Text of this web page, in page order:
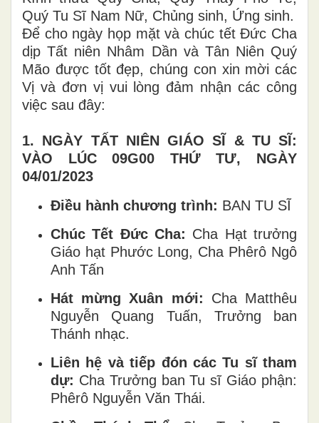
Quý Tu Sĩ Nam Nữ, Chủng sinh, Ứng sinh.
Để cho ngày họp mặt và chúc tết Đức Cha
dịp Tất niên Nhâm Dần và Tân Niên Quý
Mão được tốt đẹp, chúng con xin mời các
Vị và đơn vị vui lòng đảm nhận các công
việc sau đây:
1. NGÀY TẤT NIÊN GIÁO SĨ & TU SĨ:
VÀO LÚC 09G00 THỨ TƯ, NGÀY
04/01/2023
Điều hành chương trình: BAN TU SĨ
Chúc Tết Đức Cha: Cha Hạt trưởng
Giáo hạt Phước Long, Cha Phêrô Ngô
Anh Tấn
Hát mừng Xuân mới: Cha Matthêu
Nguyễn Quang Tuấn, Trưởng ban
Thánh nhạc.
Liên hệ và tiếp đón các Tu sĩ tham
dự: Cha Trưởng ban Tu sĩ Giáo phận:
Phêrô Nguyễn Văn Thái.